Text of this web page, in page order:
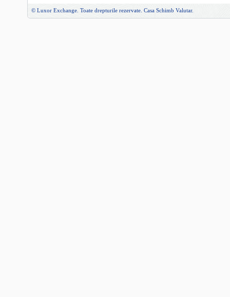
© Luxor Exchange. Toate drepturile rezervate. Casa Schimb Valutar.